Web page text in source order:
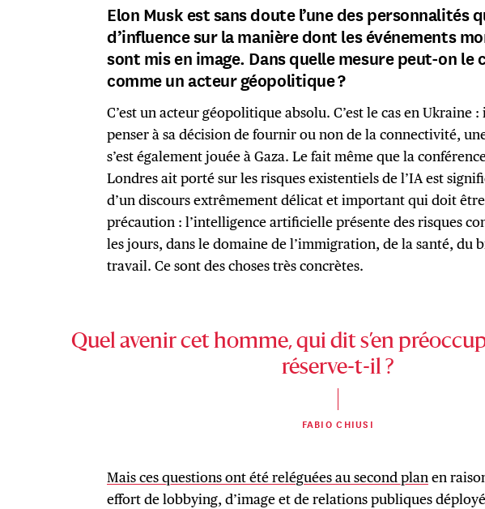
Elon Musk est sans doute l’une des personnalités
d’influence sur la manière dont les événements
sont mis en image. Dans quelle mesure peut-on le
comme un acteur géopolitique ?
C’est un acteur géopolitique absolu. C’est le cas en Ukraine
penser à sa décision de fournir ou non de la connectivité,
s’est également jouée à Gaza. Le fait même que la
Londres ait porté sur les risques existentiels de l’IA est
d’un discours extrêmement délicat et important qui doit
précaution : l’intelligence artificielle présente des risques
les jours, dans le domaine de l’immigration, de la santé, du
travail. Ce sont des choses très concrètes.
Quel avenir cet homme, qui dit s’en
réserve-t-il ?
FABIO CHIUSI
Mais ces questions ont été reléguées au second planen
effort de lobbying, d’image et de relations publiques